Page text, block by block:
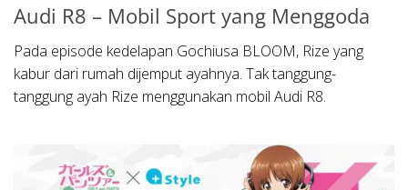
Audi R8 – Mobil Sport yang Menggoda
Pada episode kedelapan Gochiusa BLOOM, Rize yang
kabur dari rumah dijemput ayahnya. Tak tanggung-
tanggung ayah Rize menggunakan mobil Audi R8.